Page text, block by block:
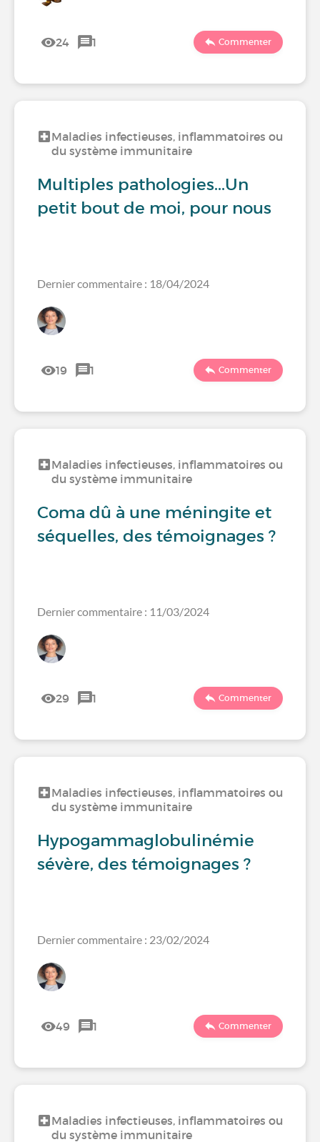
24 1 Commenter
Maladies infectieuses, inflammatoires ou
du système immunitaire
Multiples pathologies...Un
petit bout de moi, pour nous
Dernier commentaire : 18/04/2024
19 1 Commenter
Maladies infectieuses, inflammatoires ou
du système immunitaire
Coma dû à une méningite et
séquelles, des témoignages ?
Dernier commentaire : 11/03/2024
29 1 Commenter
Maladies infectieuses, inflammatoires ou
du système immunitaire
Hypogammaglobulinémie
sévère, des témoignages ?
Dernier commentaire : 23/02/2024
49 1 Commenter
Maladies infectieuses, inflammatoires ou
du système immunitaire